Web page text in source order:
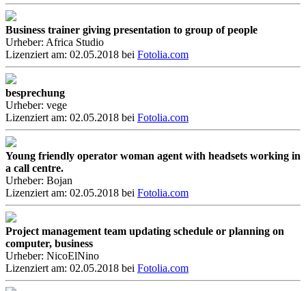
Business trainer giving presentation to group of people
Urheber: Africa Studio
Lizenziert am: 02.05.2018 bei Fotolia.com
besprechung
Urheber: vege
Lizenziert am: 02.05.2018 bei Fotolia.com
Young friendly operator woman agent with headsets working in
a call centre.
Urheber: Bojan
Lizenziert am: 02.05.2018 bei Fotolia.com
Project management team updating schedule or planning on
computer, business
Urheber: NicoElNino
Lizenziert am: 02.05.2018 bei Fotolia.com